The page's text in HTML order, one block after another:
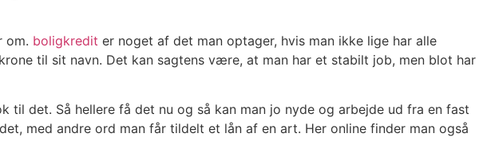
om. boligkredit er noget af det man optager, hvis man ikke lige har alle
til sit navn. Det kan sagtens være, at man har et stabilt job, men blot har
det. Så hellere få det nu og så kan man jo nyde og arbejde ud fra en fast
med andre ord man får tildelt et lån af en art. Her online finder man også